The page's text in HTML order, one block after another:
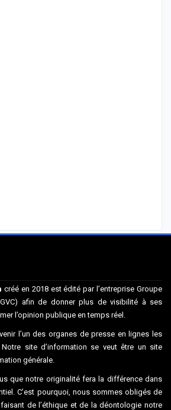
créé en 2018 est édité par l’entreprise Groupe
afin de donner plus de visibilité à ses
l’opinion publique en temps réel.
l’un des organes de presse en lignes les
site d’information se veut être un site
générale.
que notre originalité fera la différence dans
C’est pourquoi, nous sommes obligés de
de l’éthique et de la déontologie notre